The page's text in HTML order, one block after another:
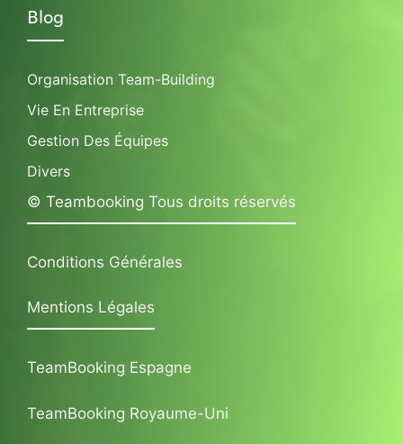
Blog
Organisation Team-Building
Vie En Entreprise
Gestion Des Équipes
Divers
© Teambooking Tous droits réservés
Conditions Générales
Mentions Légales
TeamBooking Espagne
TeamBooking Royaume-Uni